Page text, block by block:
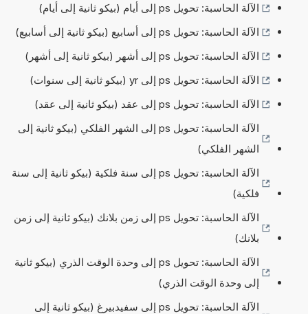
الآلة الحاسبة: تحويل ps إلى أيام (بيكو ثانية إلى أيام)
الآلة الحاسبة: تحويل ps إلى أسابيع (بيكو ثانية إلى أسابيع)
الآلة الحاسبة: تحويل ps إلى أشهر (بيكو ثانية إلى أشهر)
الآلة الحاسبة: تحويل ps إلى yr (بيكو ثانية إلى سنوات)
الآلة الحاسبة: تحويل ps إلى عقد (بيكو ثانية إلى عقد)
الآلة الحاسبة: تحويل ps إلى الشهر الفلكي (بيكو ثانية إلى
الشهر الفلكي)
الآلة الحاسبة: تحويل ps إلى سنة فلكية (بيكو ثانية إلى سنة
فلكية)
الآلة الحاسبة: تحويل ps إلى زمن بلانك (بيكو ثانية إلى زمن
بلانك)
الآلة الحاسبة: تحويل ps إلى وحدة الوقت الذري (بيكو ثانية
إلى وحدة الوقت الذري)
الآلة الحاسبة: تحويل ps إلى سفيدبيرغ (بيكو ثانية إلى